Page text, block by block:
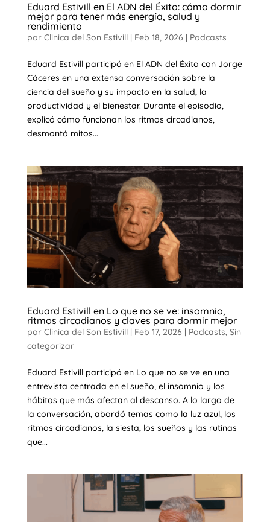
Eduard Estivill en El ADN del Éxito: cómo dormir
mejor para tener más energía, salud y
rendimiento
por Clinica del Son Estivill| Feb 18, 2026 Podcasts
Eduard Estivill participó en El ADN del Éxito con Jorge
Cáceres en una extensa conversación sobre la
ciencia del sueño y su impacto en la salud, la
productividad y el bienestar. Durante el episodio,
explicó cómo funcionan los ritmos circadianos,
desmontó mitos...
Eduard Estivill en Lo que no se ve: insomnio,
ritmos circadianos y claves para dormir mejor
por Clinica del Son Estivill| Feb 17, 2026 | Podcasts, Sin
categorizar
Eduard Estivill participó en Lo que no se ve en una
entrevista centrada en el sueño, el insomnio y los
hábitos que más afectan al descanso. A lo largo de
la conversación, abordó temas como la luz azul, los
ritmos circadianos, la siesta, los sueños y las rutinas
que...